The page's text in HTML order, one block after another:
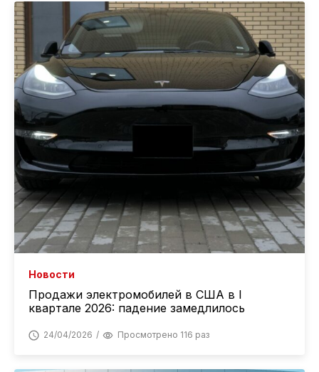
Новости
Продажи электромобилей в США в I
квартале 2026: падение замедлилось
24/04/2026 Просмотрено 116 раз